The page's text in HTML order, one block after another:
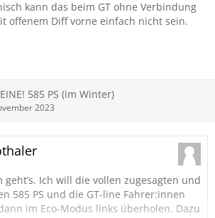
kann das beim GT ohne Verbindung
offenem Diff vorne einfach nicht sein.
585 PS (im Winter)
2023
geht’s. Ich will die vollen zugesagten und
585 PS und die GT-line Fahrer:innen
im Eco-Modus links überholen. Dazu